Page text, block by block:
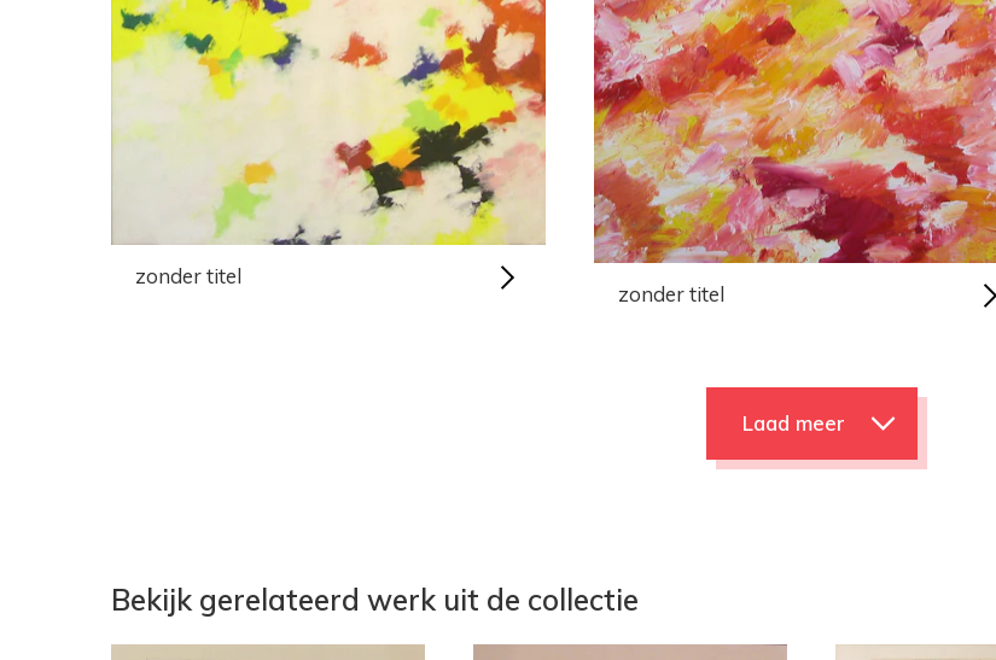
zonder titel
zonder titel
Laad meer
Bekijk gerelateerd werk uit de collectie